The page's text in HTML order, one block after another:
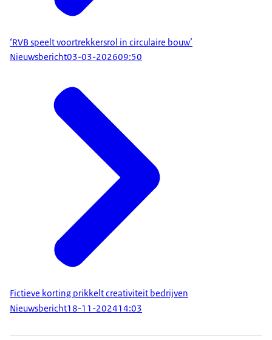
‘RVB speelt voortrekkersrol in circulaire bouw’
Nieuwsbericht03-03-202609:50
Fictieve korting prikkelt creativiteit bedrijven
Nieuwsbericht18-11-202414:03